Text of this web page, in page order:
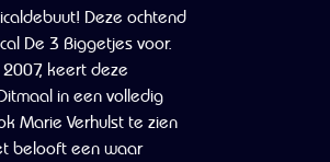
Deze ochtend
De 3 Biggetjes voor.
keert deze
in een volledig
Marie Verhulst te zien
belooft een waar